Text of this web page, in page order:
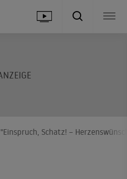
"Einspruch, Schatz! –